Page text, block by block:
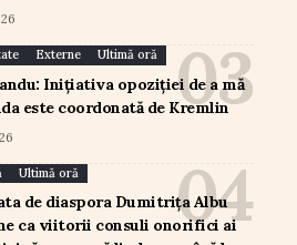
Externe Ultimă oră
Inițiativa opoziției de a mă
este coordonată de Kremlin
Ultimă oră
de diaspora Dumitrița Albu
ca viitorii consuli onorifici ai